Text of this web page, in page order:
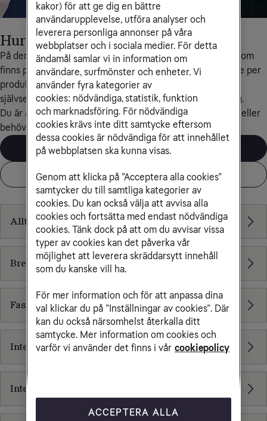
Hur kan vi hjälpa dig?
På denna sida finner du samtliga produkter och tjänster som
finns presenterade på Tele2 Företags webbplats, indelade per
produktkategori. Här finner du även länkar till våra
självserviceportaler samt vår e-handel för mindre företag.
Du är alltid välkommen att kontakta oss om du har frågor eller
behöver ytterligare hjälp.
Kontakta kundservice
Kontakta säljare
Bredband
Allt inom Bredband
Bredband via 5G - för ramavtal
Fast bredband via fiber
Internet Access - Dedikerad Fiber
Internet Access Wireless
kakor) för att ge dig en bättre
användarupplevelse, utföra analyser och
leverera personliga annonser på våra
webbplatser och i sociala medier. För detta
ändamål samlar vi in information om
användare, surfmönster och enheter. Vi
använder fyra kategorier av
cookies: nödvändiga, statistik, funktion
och marknadsföring. För nödvändiga
cookies krävs inte ditt samtycke eftersom
dessa cookies är nödvändiga för att innehållet
på webbplatsen ska kunna visas.
Genom att klicka på ”Acceptera alla cookies”
samtycker du till samtliga kategorier av
cookies. Du kan också välja att avvisa alla
cookies och fortsätta med endast nödvändiga
cookies. Tänk dock på att om du avvisar vissa
typer av cookies kan det påverka vår
möjlighet att leverera skräddarsytt innehåll
som du kanske vill ha.
För mer information och för att anpassa dina
val klickar du på ”Inställningar av cookies”. Där
kan du också närsomhelst återkalla ditt
samtycke. Mer information om cookies och
varför vi använder det finns i vår cookiepolicy
ACCEPTERA ALLA